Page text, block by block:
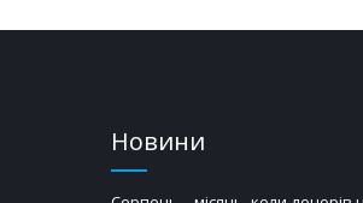
Новини